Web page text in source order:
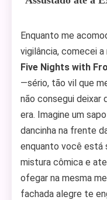
Enquanto me
vigilância, comecei
Five Nights with
—sério, tão vil que
não consegui deixar
era. Imagine um
dancinha na frente
enquanto você está
mistura cômica e
ofegar na mesma
fachada alegre te